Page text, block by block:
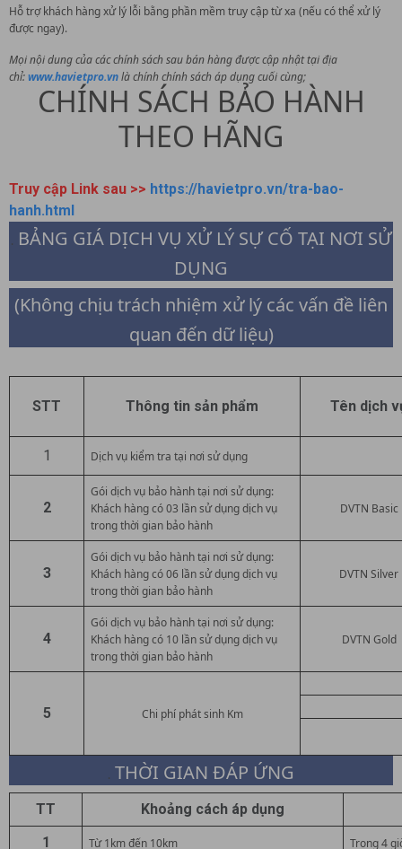
Hỗ trợ khách hàng xử lý lỗi bằng phần mềm truy cập từ xa (nếu có thể xử lý
được ngay).
Mọi nội dung của các chính sách sau bán hàng được cập nhật tại địa
chỉ:www.havietpro.vnlà chính chính sách áp dụng cuối cùng;
CHÍNH SÁCH BẢO HÀNH
THEO HÃNG
Truy cập Link sau >> https://havietpro.vn/tra-bao-
hanh.html
. BẢNG GIÁ DỊCH VỤ XỬ LÝ SỰ CỐ TẠI NƠI SỬ
DỤNG
(Không chịu trách nhiệm xử lý các vấn đề liên
quan đến dữ liệu)
STT Thông tin sản phẩm Tên dịch
1 Dịch vụ kiểm tra tại nơi sử dụng
2
Gói dịch vụ bảo hành tại nơi sử dụng:
Khách hàng có 03 lần sử dụng dịch vụ
trong thời gian bảo hành
DVTN Basic
3
Gói dịch vụ bảo hành tại nơi sử dụng:
Khách hàng có 06 lần sử dụng dịch vụ
trong thời gian bảo hành
DVTN Silver
4
Gói dịch vụ bảo hành tại nơi sử dụng:
Khách hàng có 10 lần sử dụng dịch vụ
trong thời gian bảo hành
DVTN Gold
5 Chi phí phát sinh Km
. THỜI GIAN ĐÁP ỨNG
TT
Khoảng cách áp dụng
1
Từ 1km đến 10km Trong 4